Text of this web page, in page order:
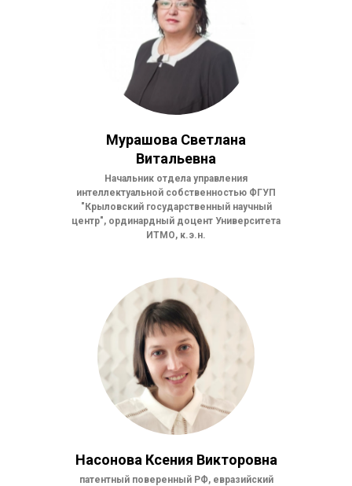
Мурашова Светлана
Витальевна
Начальник отдела управления
интеллектуальной собственностью ФГУП
"Крыловский государственный научный
центр", ординардный доцент Университета
ИТМО, к.э.н.
Насонова Ксения Викторовна
патентный поверенный РФ, евразийский